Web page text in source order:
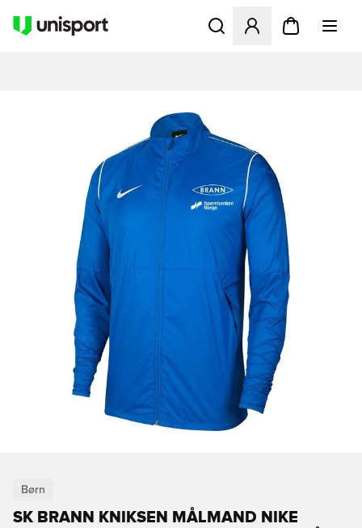
Åbner en Modal til at
Børn
SK BRANN KNIKSEN MÅLMAND NIKE